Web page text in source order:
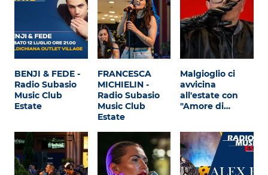
BENJI & FEDE -
Radio Subasio
Music Club
Estate
FRANCESCA
MICHIELIN -
Radio Subasio
Music Club
Estate
Malgioglio ci
avvicina
all'estate con
"Amore di…